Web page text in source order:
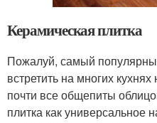
Керамическая плитка
Пожалуй, самый
встретить на многих
почти все общепиты
плитка как универсальное